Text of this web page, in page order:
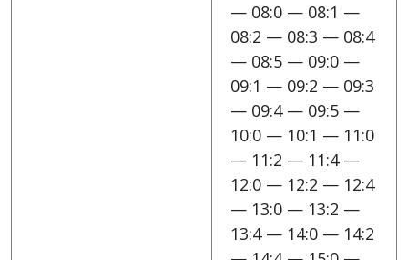
— 08:0 — 08:1 —
08:2 — 08:3 — 08:4
— 08:5 — 09:0 —
09:1 — 09:2 — 09:3
— 09:4 — 09:5 —
10:0 — 10:1 — 11:0
— 11:2 — 11:4 —
12:0 — 12:2 — 12:4
— 13:0 — 13:2 —
13:4 — 14:0 — 14:2